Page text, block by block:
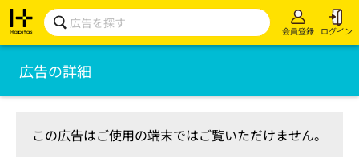
会員登録 ログイン
広告の詳細
この広告はご使用の端末ではご覧いただけません。